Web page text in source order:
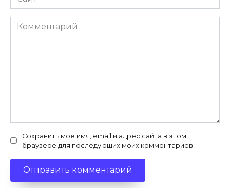
Комментарий
Сохранить моё имя, email и адрес сайта в этом
браузере для последующих моих комментариев.